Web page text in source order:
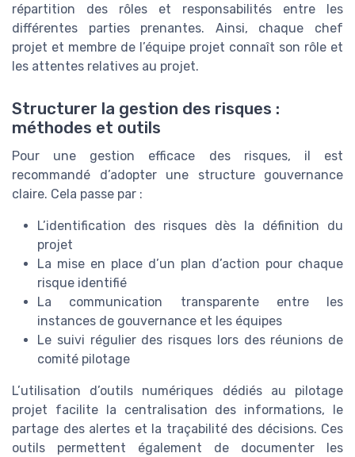
répartition des rôles et responsabilités entre les
différentes parties prenantes. Ainsi, chaque chef
projet et membre de l’équipe projet connaît son rôle et
les attentes relatives au projet.
Structurer la gestion des risques :
méthodes et outils
Pour une gestion efficace des risques, il est
recommandé d’adopter une structure gouvernance
claire. Cela passe par :
L’identification des risques dès la définition du
projet
La mise en place d’un plan d’action pour chaque
risque identifié
La communication transparente entre les
instances de gouvernance et les équipes
Le suivi régulier des risques lors des réunions de
comité pilotage
L’utilisation d’outils numériques dédiés au pilotage
projet facilite la centralisation des informations, le
partage des alertes et la traçabilité des décisions. Ces
outils permettent également de documenter les